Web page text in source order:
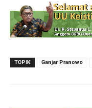
TOPIK Ganjar Pranowo